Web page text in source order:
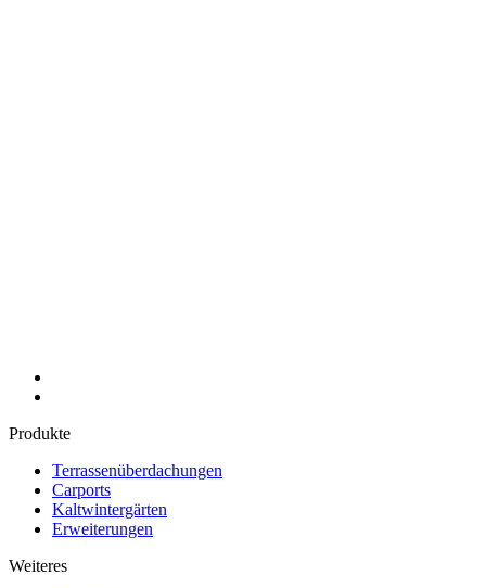
Produkte
Terrassenüberdachungen
Carports
Kaltwintergärten
Erweiterungen
Weiteres